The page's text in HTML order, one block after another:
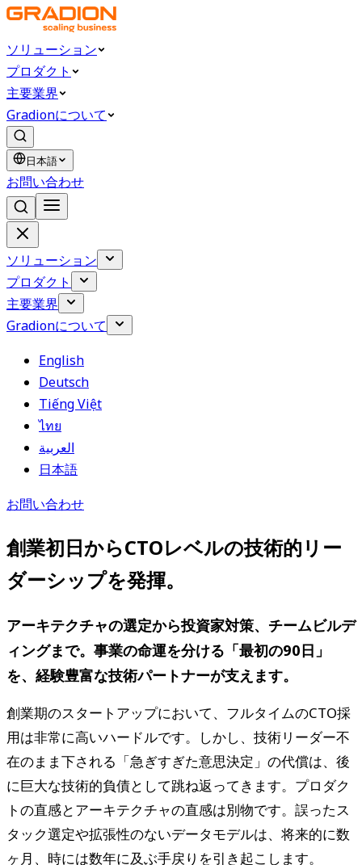
ソリューション
プロダクト
主要業界
Gradionについて
日本語
お問い合わせ
ソリューション
プロダクト
主要業界
Gradionについて
English
Deutsch
Tiếng Việt
ไทย
العربية
日本語
お問い合わせ
創業初日からCTOレベルの技術的リー
ダーシップを発揮。
アーキテクチャの選定から投資家対策、チームビルデ
ィングまで。事業の命運を分ける「最初の90日」
を、経験豊富な技術パートナーが支えます。
創業期のスタートアップにおいて、フルタイムのCTO採
用は非常に高いハードルです。しかし、技術リーダー不
在のまま下される「急ぎすぎた意思決定」の代償は、後
に巨大な技術的負債として跳ね返ってきます。プロダク
トの直感とアーキテクチャの直感は別物です。誤ったス
タック選定や拡張性のないデータモデルは、将来的に数
ヶ月、時には数年に及ぶ手戻りを引き起こします。